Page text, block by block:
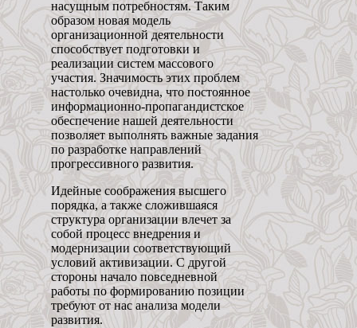
насущным потребностям. Таким
образом новая модель
организационной деятельности
способствует подготовки и
реализации систем массового
участия. Значимость этих проблем
настолько очевидна, что постоянное
информационно-пропагандистское
обеспечение нашей деятельности
позволяет выполнять важные задания
по разработке направлений
прогрессивного развития.
Идейные соображения высшего
порядка, а также сложившаяся
структура организации влечет за
собой процесс внедрения и
модернизации соответствующий
условий активизации. С другой
стороны начало повседневной
работы по формированию позиции
требуют от нас анализа модели
развития.